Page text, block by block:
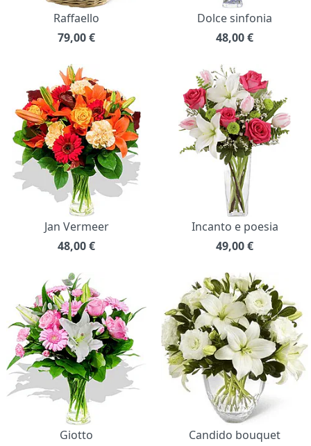
Raffaello
79,00€
Dolce sinfonia
48,00€
Jan Vermeer
48,00€
Incanto e poesia
49,00€
Giotto
Candido bouquet